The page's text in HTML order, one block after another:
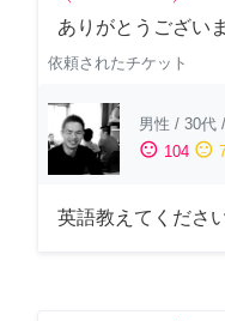
ありがとうござい
依頼されたチケット
男性 / 30代 /
sentiment_satisfied 104 sentiment_neutral
英語教えてくださ